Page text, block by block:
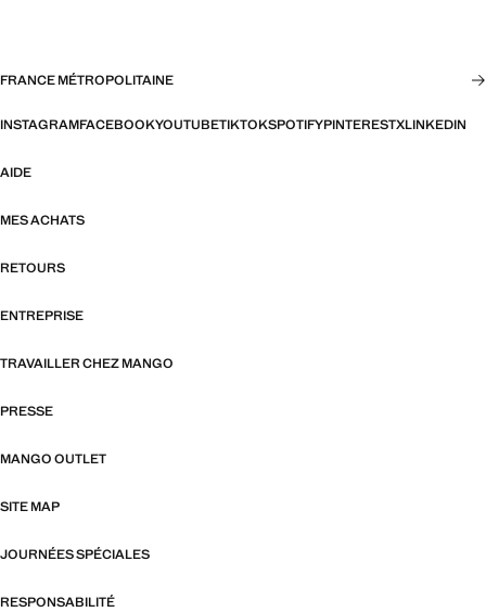
FRANCE MÉTROPOLITAINE
INSTAGRAMFACEBOOKYOUTUBETIKTOKSPOTIFYPINTERESTXLINKEDIN
AIDE
MES ACHATS
RETOURS
ENTREPRISE
TRAVAILLER CHEZ MANGO
PRESSE
MANGO OUTLET
SITE MAP
JOURNÉES SPÉCIALES
RESPONSABILITÉ